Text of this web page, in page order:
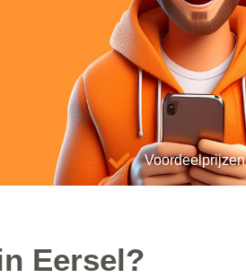
Voordeelprijzen
Eersel?